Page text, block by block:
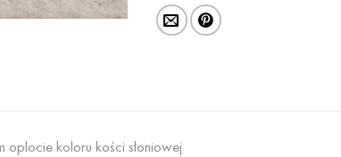
oplocie koloru kości słoniowej